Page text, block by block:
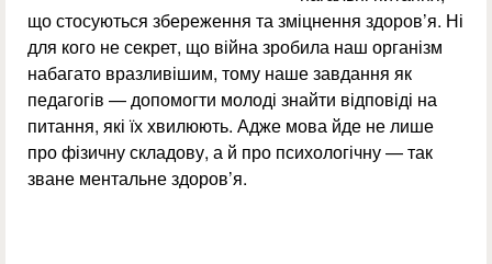
що стосуються збереження та зміцнення здоров’я. Ні
для кого не секрет, що війна зробила наш організм
набагато вразливішим, тому наше завдання як
педагогів — допомогти молоді знайти відповіді на
питання, які їх хвилюють. Адже мова йде не лише
про фізичну складову, а й про психологічну — так
зване ментальне здоров’я.